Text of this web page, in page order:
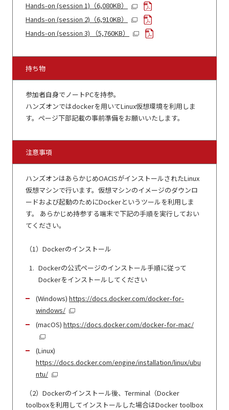
Hands-on (session 1)（6,080KB）
Hands-on (session 2)（6,910KB）
Hands-on (session 3) （5,760KB）
持ち物
参加者自身でノートPCを持参。
ハンズオンではdockerを用いてLinux仮想環境を利用しま
す。ページ下部記載の事前準備をお願いいたします。
注意事項
ハンズオンはあらかじめOACISがインストールされたLinux
仮想マシンで行います。仮想マシンのイメージのダウンロ
ードおよび起動のためにDockerというツールを利用しま
す。 あらかじめ持参する端末で下記の手順を実行しておい
てください。
（1）Dockerのインストール
Dockerの公式ページのインストール手順に従って
Dockerをインストールしてください
(Windows) https://docs.docker.com/docker-for-
windows/
(macOS) https://docs.docker.com/docker-for-mac/
(Linux)
https://docs.docker.com/engine/installation/linux/ubu
ntu/
（2）Dockerのインストール後、Terminal（Docker
toolboxを利用してインストールした場合はDocker toolbox